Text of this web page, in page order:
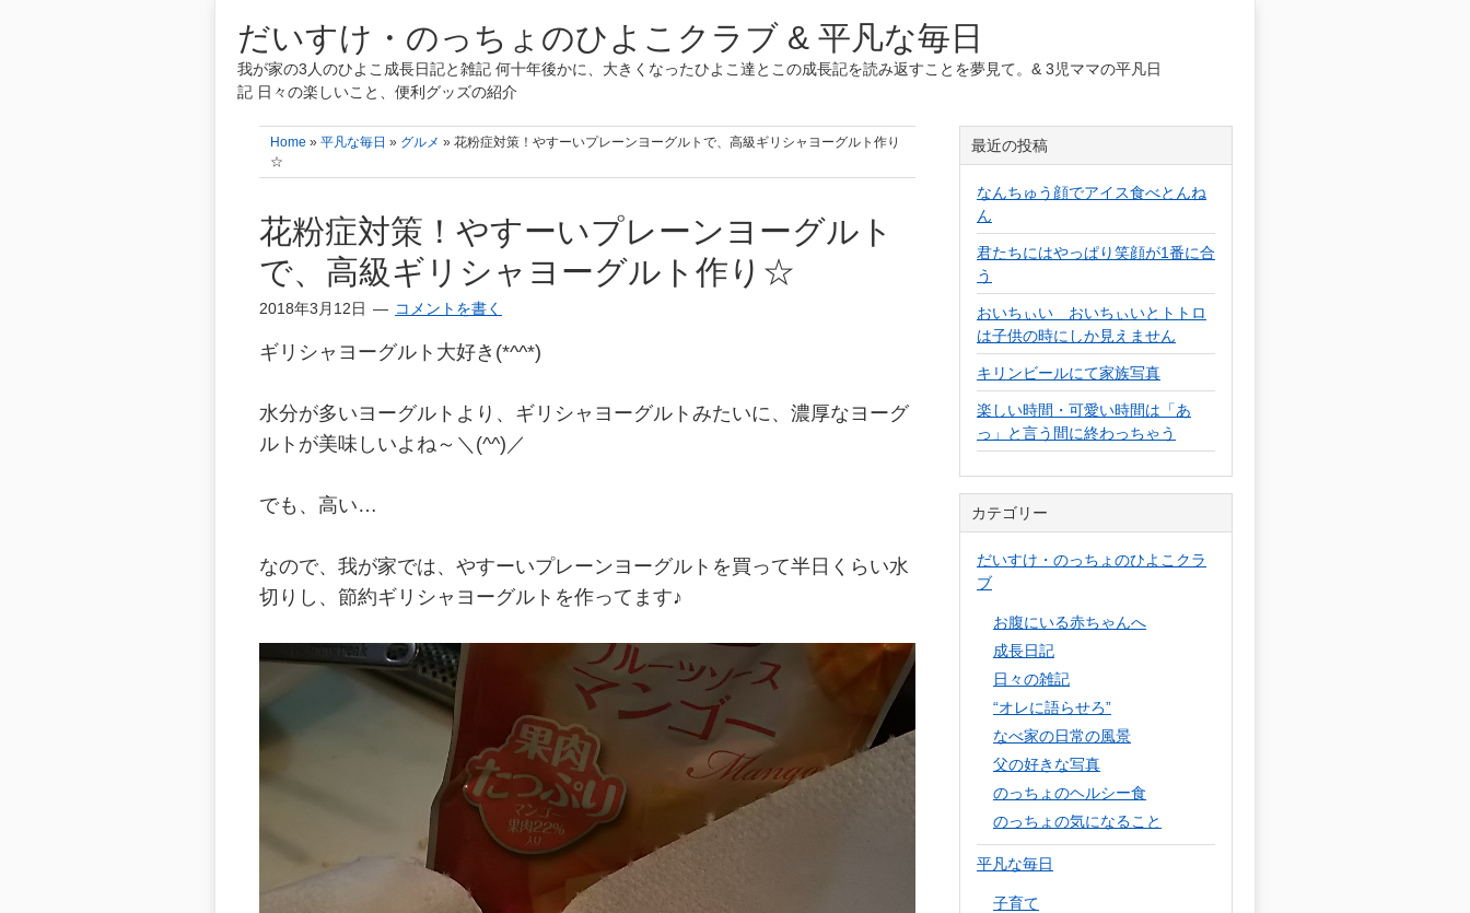
だいすけ・のっちょのひよこクラブ & 平凡な毎日
我が家の3人のひよこ成長日記と雑記 何十年後かに、大きくなったひよこ達とこの成長記を読み返すことを夢見て。& 3児ママの平凡日
記 日々の楽しいこと、便利グッズの紹介
Home » 平凡な毎日 » グルメ » 花粉症対策！やすーいプレーンヨーグルトで、高級ギリシャヨーグルト作り
☆
花粉症対策！やすーいプレーンヨーグルト
で、高級ギリシャヨーグルト作り☆
2018年3月12日 コメントを書く
ギリシャヨーグルト大好き(*^^*)
水分が多いヨーグルトより、ギリシャヨーグルトみたいに、濃厚なヨーグ
ルトが美味しいよね～＼(^^)／
でも、高い…
なので、我が家では、やすーいプレーンヨーグルトを買って半日くらい水
切りし、節約ギリシャヨーグルトを作ってます♪
最近の投稿
なんちゅう顔でアイス食べとんね
ん
君たちにはやっぱり笑顔が1番に合
う
おいちぃい おいちぃいとトトロ
は子供の時にしか見えません
キリンビールにて家族写真
楽しい時間・可愛い時間は「あ
っ」と言う間に終わっちゃう
カテゴリー
だいすけ・のっちょのひよこクラ
ブ
お腹にいる赤ちゃんへ
成長日記
日々の雑記
“オレに語らせろ”
なべ家の日常の風景
父の好きな写真
のっちょのヘルシー食
のっちょの気になること
平凡な毎日
子育て